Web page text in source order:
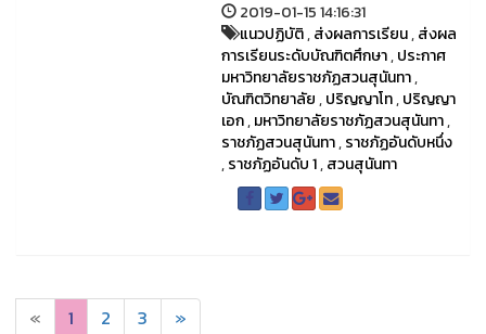
2019-01-15 14:16:31
แนวปฏิบัติ,ส่งผลการเรียน,ส่งผล
การเรียนระดับบัณฑิตศึกษา,ประกาศ
มหาวิทยาลัยราชภัฏสวนสุนันทา,
บัณฑิตวิทยาลัย,ปริญญาโท,ปริญญา
เอก,มหาวิทยาลัยราชภัฏสวนสุนันทา,
ราชภัฏสวนสุนันทา,ราชภัฏอันดับหนึ่ง
,ราชภัฏอันดับ 1,สวนสุนันทา
« 1 2 3 »